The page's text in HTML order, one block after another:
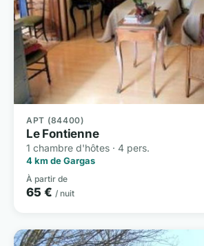
APT (84400)
Le Fontienne
1 chambre d'hôtes · 4 pers.
4 km de Gargas
À partir de
65 € / nuit